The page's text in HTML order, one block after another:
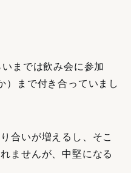
までは飲み会に参加
）まで付き合っていまし
合いが増えるし、そこ
ませんが、中堅になる